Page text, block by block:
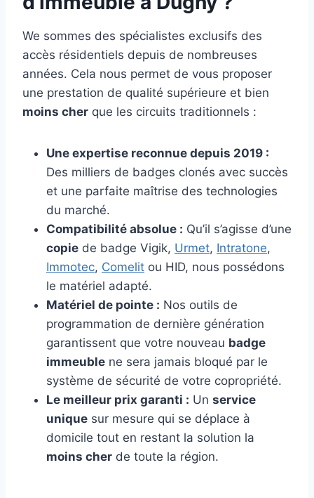
We sommes des spécialistes exclusifs des
accès résidentiels depuis de nombreuses
années. Cela nous permet de vous proposer
une prestation de qualité supérieure et bien
moins cher que les circuits traditionnels :
Une expertise reconnue depuis 2019 :
Des milliers de badges clonés avec succès
et une parfaite maîtrise des technologies
du marché.
Compatibilité absolue : Qu’il s’agisse d’une
copie de badge Vigik, Urmet, Intratone,
Immotec, Comelit ou HID, nous possédons
le matériel adapté.
Matériel de pointe : Nos outils de
programmation de dernière génération
garantissent que votre nouveau badge
immeuble ne sera jamais bloqué par le
système de sécurité de votre copropriété.
Le meilleur prix garanti : Un service
unique sur mesure qui se déplace à
domicile tout en restant la solution la
moins cher de toute la région.